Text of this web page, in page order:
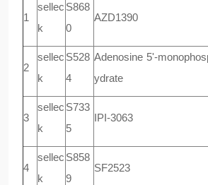
1
sellec
k
S868
0
AZD1390
2
sellec
k
S528
4
Adenosine 5'-
ydrate
3
sellec
k
S733
5
IPI-3063
4
sellec
k
S858
9
SF2523